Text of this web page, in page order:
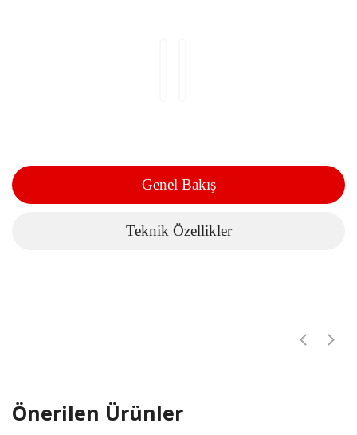
Genel Bakış
Teknik Özellikler
Önerilen Ürünler